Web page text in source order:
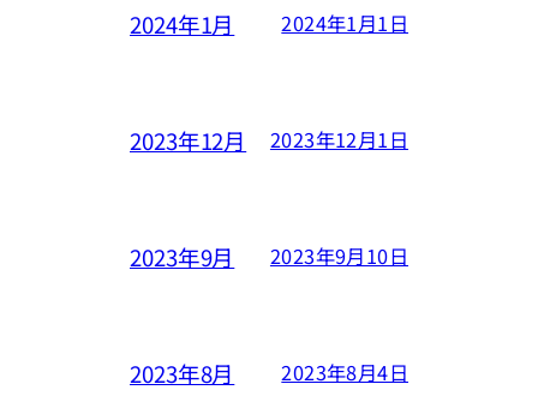
2024年1月 2024年1月1日
2023年12月 2023年12月1日
2023年9月 2023年9月10日
2023年8月 2023年8月4日